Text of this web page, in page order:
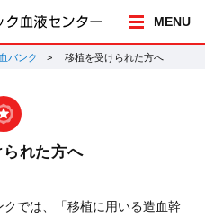
MENU
バンク 移植を受けられた方へ
れた方へ
では、「移植に用いる造血幹